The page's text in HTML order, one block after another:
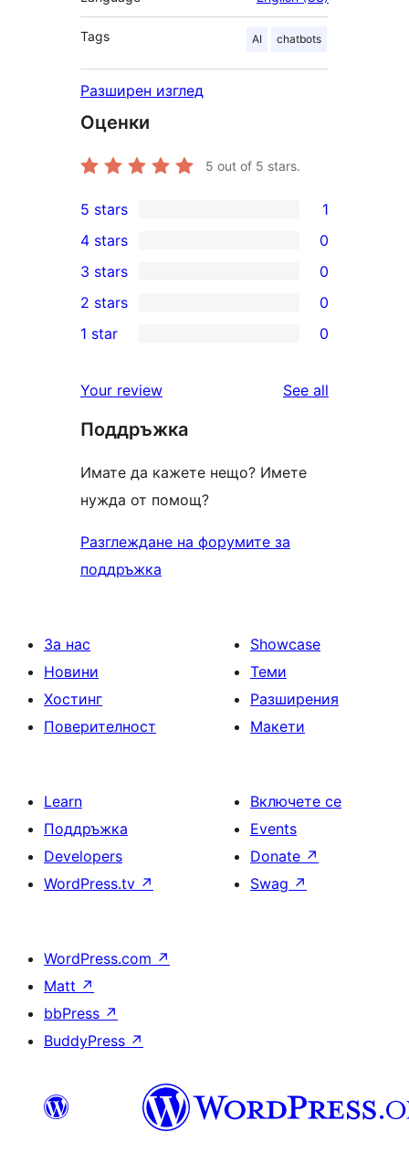
Tags AI chatbots
Разширен изглед
Оценки
5 out of 5 stars.
1
5-
star
review
5 stars 1
4-
star
reviews
4 stars 0
0
3-
star
3 stars 0
2-
reviews
2 stars 0
star
reviews
1 star 0
Your review See all
Поддръжка
Имате да кажете нещо? Имете
нужда от помощ?
Разглеждане на форумите за
поддръжка
За нас
Новини
Хостинг
Поверителност
Showcase
Теми
Разширения
Макети
Learn
Поддръжка
Developers
WordPress.tv ↗
Включете се
Events
Donate ↗
Swag ↗
WordPress.com ↗
Matt ↗
bbPress ↗
BuddyPress ↗